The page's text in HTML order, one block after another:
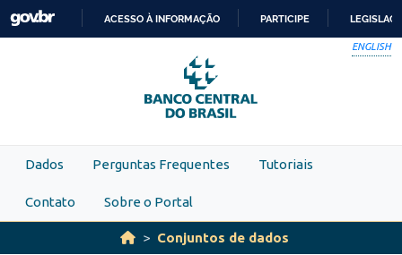
Skip to main content
PARA
O
CONTEÚDO
ACESSO À INFORMAÇÃO PARTICIPE
ENGLISH
Dados Perguntas Frequentes Tutoriais
Contato Sobre o Portal
Conjuntos de dados